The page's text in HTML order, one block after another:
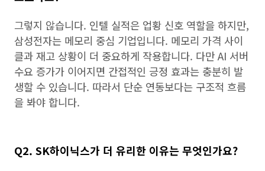
그렇지 않습니다. 인텔 실적은 업황 신호 역할을 하지만,
삼성전자는 메모리 중심 기업입니다. 메모리 가격 사이
클과 재고 상황이 더 중요하게 작용합니다. 다만 AI 서버
수요 증가가 이어지면 간접적인 긍정 효과는 충분히 발
생할 수 있습니다. 따라서 단순 연동보다는 구조적 흐름
을 봐야 합니다.
Q2. SK하이닉스가 더 유리한 이유는 무엇인가요?